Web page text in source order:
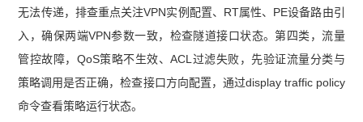
无法传递，排查重点关注VPN实例配置、RT属性、PE设备路由引
入，确保两端VPN参数一致，检查隧道接口状态。第四类，流量
管控故障，QoS策略不生效、ACL过滤失败，先验证流量分类与
策略调用是否正确，检查接口方向配置，通过display traffic policy
命令查看策略运行状态。